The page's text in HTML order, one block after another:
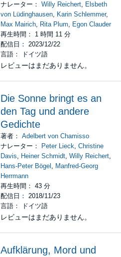
ナレーター：Willy Reichert, Elsbeth
von Lüdinghausen, Karin Schlemmer,
Max Mairich, Rita Plum, Egon Clauder
再生時間： 1 時間 11 分
配信日： 2023/12/22
言語： ドイツ語
レビューはまだありません。
Die Sonne bringt es an
den Tag und andere
Gedichte
著者：Adelbert von Chamisso
ナレーター：
Peter Lieck,Christine
Davis, Heiner Schmidt,Willy Reichert,
Hans-Peter Bögel , Manfred-Georg
Herrmann
再生時間： 43 分
配信日： 2018/11/23
言語： ドイツ語
レビューはまだありません。
Aufklärung, Mord und